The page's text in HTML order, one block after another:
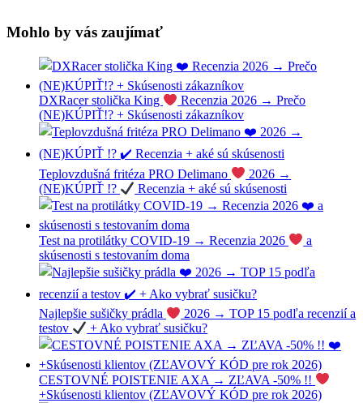
Mohlo by vás zaujímať
DXRacer stolička King
Recenzia 2026 → Prečo
(NE)KÚPIŤ!? + Skúsenosti zákazníkov
Teplovzdušná fritéza PRO Delimano
2026 →
(NE)KÚPIŤ !?
Recenzia + aké sú skúsenosti
Test na protilátky COVID-19 → Recenzia 2026
a
skúsenosti s testovaním doma
Najlepšie sušičky prádla
2026 → TOP 15 podľa recenzií a
testov
+ Ako vybrať susičku?
CESTOVNÉ POISTENIE AXA → ZĽAVA -50% !!
+Skúsenosti klientov (ZĽAVOVÝ KÓD pre rok 2026)